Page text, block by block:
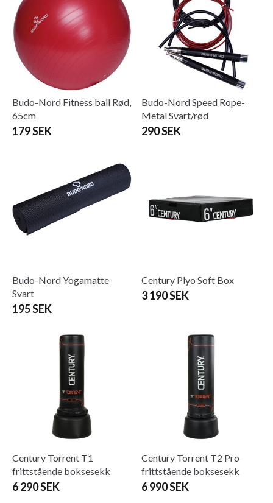
Budo-Nord Fitness ball Rød,
65cm
179 SEK
Budo-Nord Speed ​​​​Rope-
Metal Svart/rød
290 SEK
Budo-Nord Yogamatte
Svart
195 SEK
Century Plyo Soft Box
3 190 SEK
Century Torrent T1
frittstående boksesekk
6 290 SEK
Century Torrent T2 Pro
frittstående boksesekk
6 990 SEK